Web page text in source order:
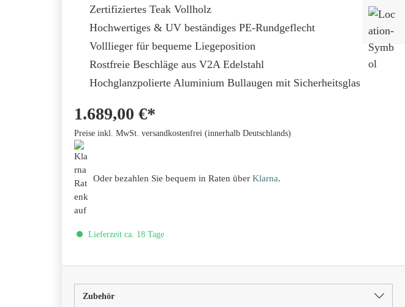
Zertifiziertes Teak Vollholz
Hochwertiges & UV beständiges PE-Rundgeflecht
Volllieger für bequeme Liegeposition
Rostfreie Beschläge aus V2A Edelstahl
Hochglanzpolierte Aluminium Bullaugen mit Sicherheitsglas
1.689,00 €*
Preise inkl. MwSt. versandkostenfrei (innerhalb Deutschlands)
Oder bezahlen Sie bequem in Raten über Klarna.
Lieferzeit ca. 18 Tage
Zubehör